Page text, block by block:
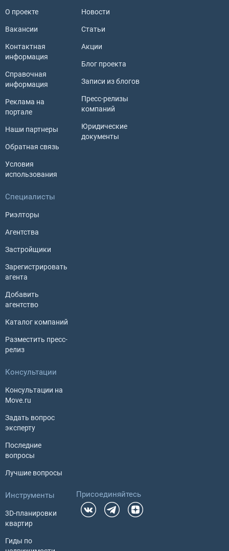
О проекте
Вакансии
Контактная
информация
Справочная
информация
Реклама на
портале
Наши партнеры
Обратная связь
Условия
использования
Новости
Статьи
Акции
Блог проекта
Записи из блогов
Пресс-релизы
компаний
Юридические
документы
Специалисты
Риэлторы
Агентства
Застройщики
Зарегистрировать
агента
Добавить
агентство
Каталог компаний
Разместить пресс-
релиз
Консультации
Консультации на
Move.ru
Задать вопрос
эксперту
Последние
вопросы
Лучшие вопросы
Инструменты
3D-планировки
квартир
Гиды по
Присоединяйтесь